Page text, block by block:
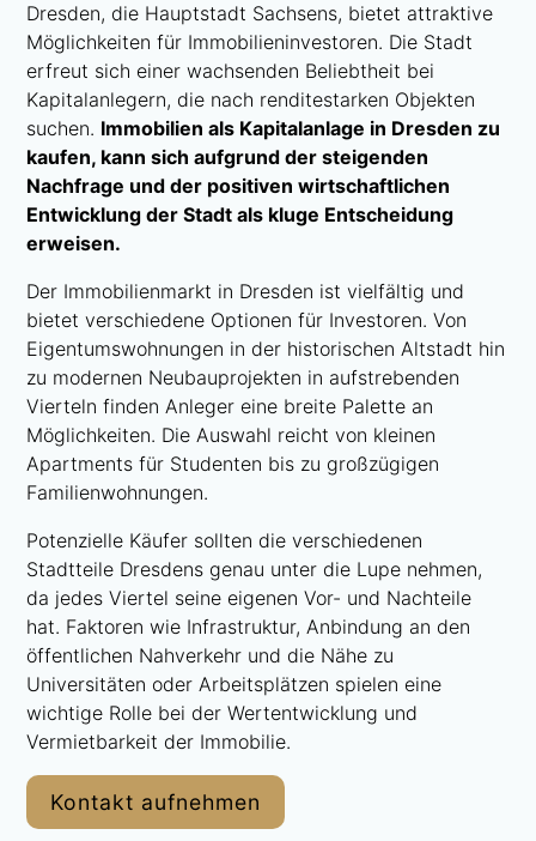
Dresden, die Hauptstadt Sachsens, bietet attraktive
Möglichkeiten für Immobilieninvestoren. Die Stadt
erfreut sich einer wachsenden Beliebtheit bei
Kapitalanlegern, die nach renditestarken Objekten
suchen. Immobilien als Kapitalanlage in Dresden zu
kaufen, kann sich aufgrund der steigenden
Nachfrage und der positiven wirtschaftlichen
Entwicklung der Stadt als kluge Entscheidung
erweisen.
Der Immobilienmarkt in Dresden ist vielfältig und
bietet verschiedene Optionen für Investoren. Von
Eigentumswohnungen in der historischen Altstadt hin
zu modernen Neubauprojekten in aufstrebenden
Vierteln finden Anleger eine breite Palette an
Möglichkeiten. Die Auswahl reicht von kleinen
Apartments für Studenten bis zu großzügigen
Familienwohnungen.
Potenzielle Käufer sollten die verschiedenen
Stadtteile Dresdens genau unter die Lupe nehmen,
da jedes Viertel seine eigenen Vor- und Nachteile
hat. Faktoren wie Infrastruktur, Anbindung an den
öffentlichen Nahverkehr und die Nähe zu
Universitäten oder Arbeitsplätzen spielen eine
wichtige Rolle bei der Wertentwicklung und
Vermietbarkeit der Immobilie.
Kontakt aufnehmen